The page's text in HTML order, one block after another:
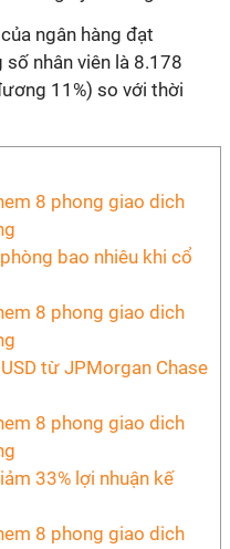
ngân hàng đạt
nhân viên là 8.178
11%) so với thời
bao nhiêu khi cổ
từ JPMorgan Chase
33% lợi nhuận kế